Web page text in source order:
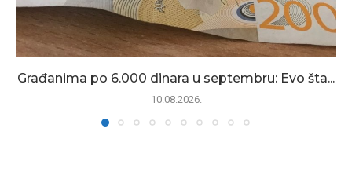
Građanima po 6.000 dinara u septembru: Evo šta...
10.08.2026.